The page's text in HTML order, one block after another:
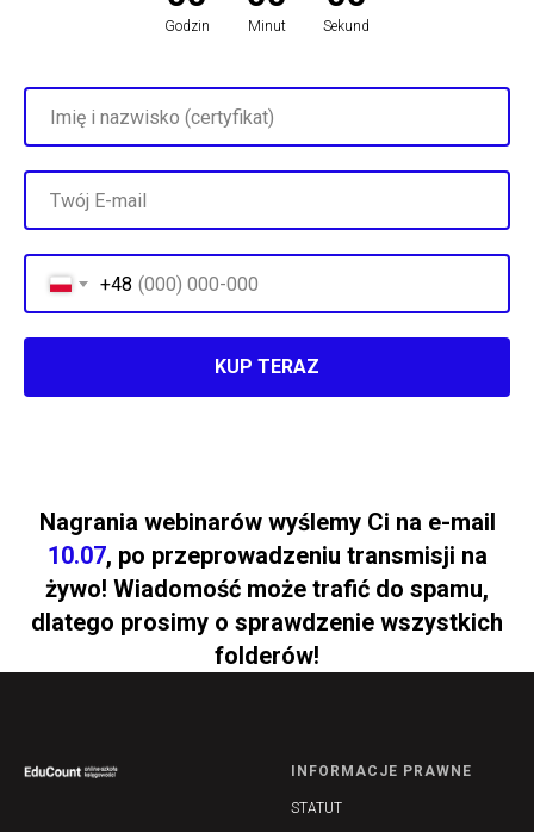
Godzin Minut Sekund
+48
KUP TERAZ
Nagrania webinarów wyślemy Ci na e-mail
10.07, po przeprowadzeniu transmisji na
żywo! Wiadomość może trafić do spamu,
dlatego prosimy o sprawdzenie wszystkich
folderów!
INFORMACJE PRAWNE
STATUT